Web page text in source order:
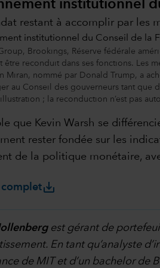
institutionnel
restant à accomplir par les
Brookings, Réserve fédérale
être reconduit dans ses fonctions. Les
Miran, nommé par Donald Trump, a
au Conseil des gouverneurs tant que
; la reconduction n’est pas
que Kevin Warsh se
rester fondée sur les
de la politique monétaire,
completsave_alt
est gérant de
En tant qu’analyste
de MIT et d’un bachelor de